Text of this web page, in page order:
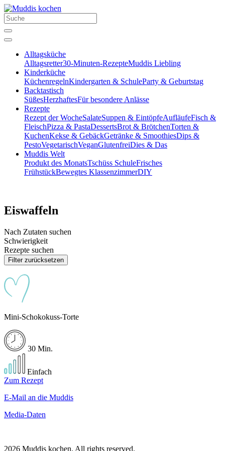
Alltagsküche
Alltagsretter30-Minuten-RezepteMuddis Liebling
Kinderküche
KüchenregelnKindergarten & SchuleParty & Geburtstag
Backtastisch
SüßesHerzhaftesFür besondere Anlässe
Rezepte
Rezept der WocheSalateSuppen & EintöpfeAufläufeFisch &
FleischPizza & PastaDessertsBrot & BrötchenTorten &
KuchenKekse & GebäckGetränke & SmoothiesDips &
PestoVegetarischVeganGlutenfreiDies & Das
Muddis Welt
Produkt des MonatsTschüss SchuleFrisches
FrühstückBewegtes KlassenzimmerDIY
Eiswaffeln
Nach Zutaten suchen
Schwierigkeit
Rezepte suchen
Filter zurücksetzen
Mini-Schokokuss-Torte
30 Min.
Einfach
Zum Rezept
E-Mail an die Muddis
Media-Daten
2026 Muddis kochen. All rights reserved.